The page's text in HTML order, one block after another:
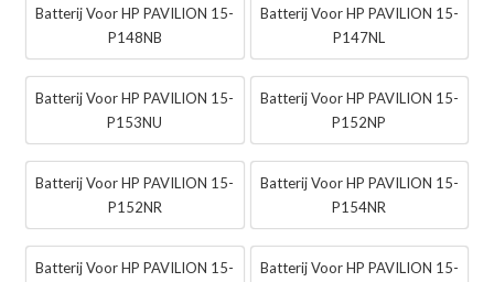
Batterij Voor HP PAVILION 15-
P148NB
Batterij Voor HP PAVILION 15-
P147NL
Batterij Voor HP PAVILION 15-
P153NU
Batterij Voor HP PAVILION 15-
P152NP
Batterij Voor HP PAVILION 15-
P152NR
Batterij Voor HP PAVILION 15-
P154NR
Batterij Voor HP PAVILION 15-
Batterij Voor HP PAVILION 15-